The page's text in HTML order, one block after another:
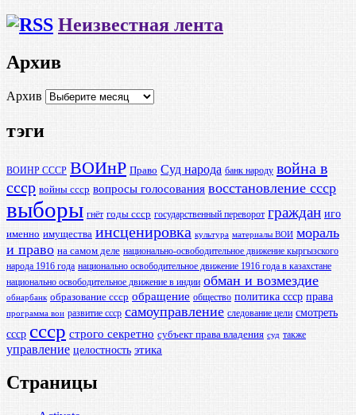
Неизвестная лента
Архив
Архив
тэги
ВОИНР СССР ВОИнР Право Суд народа банк народу война в
ссср войны ссср вопросы голосования восстановление ссср
выборы гнёт годы ссср государственный переворот граждан иго
именно имущества инсценировка культура материалы ВОИ мораль
и право на самом деле национально-освободительное движение кыргызского
народа 1916 года национально освободительное движение 1916 года в казахстане
национально освободительное движение в индии обман и возмездие
обнарбанк образование ссср обращение общество политика ссср права
программа вои развитие ссср самоуправление следование цели смотреть
ссср ссср строго секретно субъект права владения суд также
управление целостность этика
Страницы